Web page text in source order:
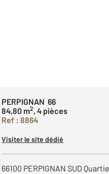
PERPIGNAN 66
84,80 m2, 4 pièces
Ref : 8864
Visiter le site dédié
66100 PERPIGNAN SUD